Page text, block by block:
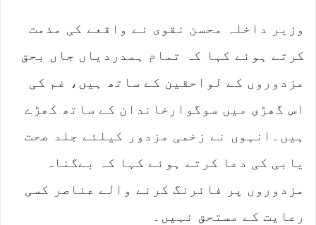
وزیر داخلہ محسن نقوی نے واقعے کی مذمت
کرتے ہوئے کہا کہ تمام ہمدردیاں جاں بحق
مزدوروں کے لواحقین کے ساتھ ہیں، غم کی
اس گھڑی میں سوگوارخاندان کے ساتھ کھڑے
ہیں۔انہوں نے زخمی مزدور کیلئے جلد صحت
یابی کی دعا کرتے ہوئے کہا کہ بےگناہ
مزدوروں پر فائرنگ کرنے والے عناصر کسی
رعایت کے مستحق نہیں۔